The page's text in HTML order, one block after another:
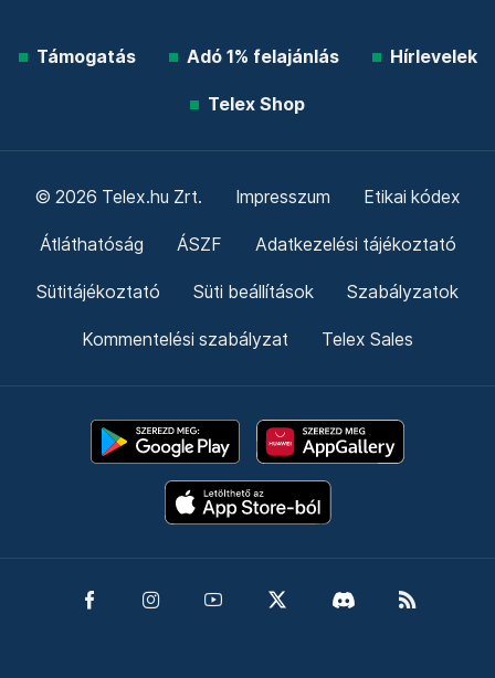
Támogatás Adó 1% felajánlás Hírlevelek
Telex Shop
© 2026 Telex.hu Zrt. Impresszum Etikai kódex
Átláthatóság ÁSZF Adatkezelési tájékoztató
Sütitájékoztató Süti beállítások Szabályzatok
Kommentelési szabályzat Telex Sales